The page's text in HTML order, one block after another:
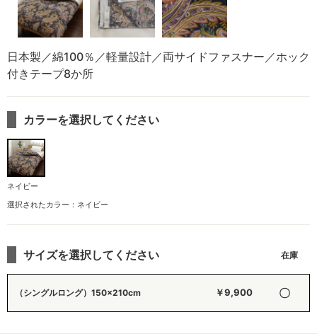
日本製／綿100％／軽量設計／両サイドファスナー／ホック
付きテープ8か所
カラーを選択してください
ネイビー
選択されたカラー：ネイビー
サイズを選択してください
（シングルロング）150×210cm ￥9,900 〇